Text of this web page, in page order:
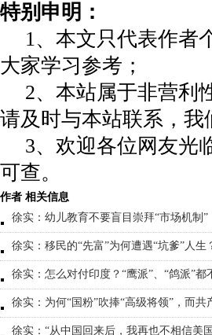
特别申明：
1、本文只代表作者
大家学习参考；
2、本站属于非营利
请及时与本站联系，
3、欢迎各位网友光
可查。
作者 相关信息
徐实：幼儿教育不要盲目崇拜“市场机制”
徐实：移民的“先富”为何遭遇“坑爹”人生
徐实：怎么对付印度？“鹰派”、“鸽派”都
徐实：为何“国粉”吹捧“高级将领”，而共
徐实：“从中国回来后，我再也不相信美